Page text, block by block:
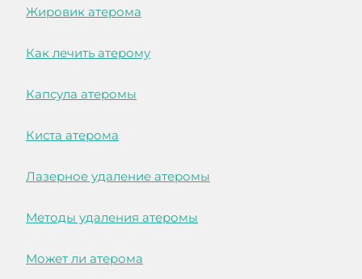
Жировик атерома
Как лечить атерому
Капсула атеромы
Киста атерома
Лазерное удаление атеромы
Методы удаления атеромы
Может ли атерома